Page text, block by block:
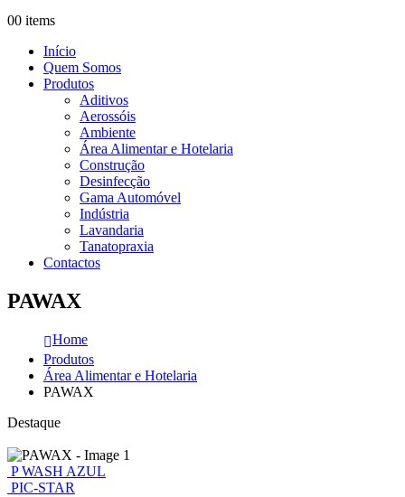
00 items
Início
Quem Somos
Produtos
Aditivos
Aerossóis
Ambiente
Área Alimentar e Hotelaria
Construção
Desinfecção
Gama Automóvel
Indústria
Lavandaria
Tanatopraxia
Contactos
PAWAX
Home
Produtos
Área Alimentar e Hotelaria
PAWAX
Destaque
P WASH AZUL
PIC-STAR